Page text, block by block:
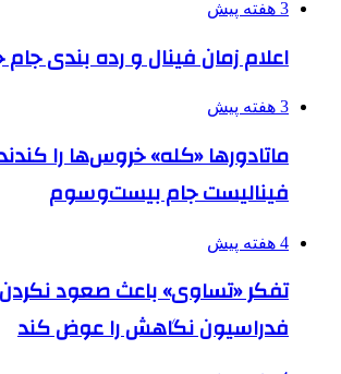
3 هفته پیش
اعلام زمان فینال و رده بندی جام
3 هفته پیش
ماتادورها «کله» خروس‌ها را
فینالیست جام بیست‌وسوم
4 هفته پیش
تفکر «تساوی» باعث صعود
فدراسیون نگاهش را عوض کند